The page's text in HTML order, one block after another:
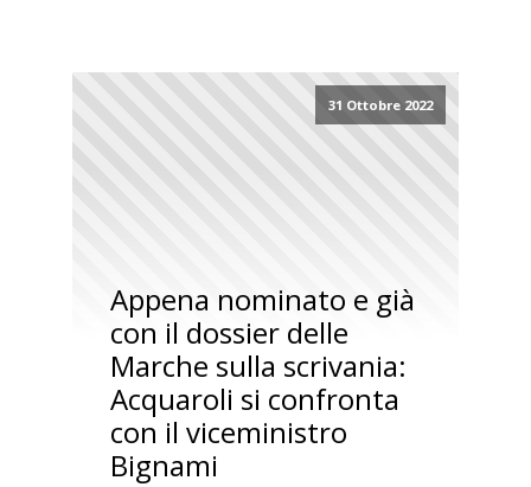
31 Ottobre 2022
Appena nominato e già
con il dossier delle
Marche sulla scrivania:
Acquaroli si confronta
con il viceministro
Bignami